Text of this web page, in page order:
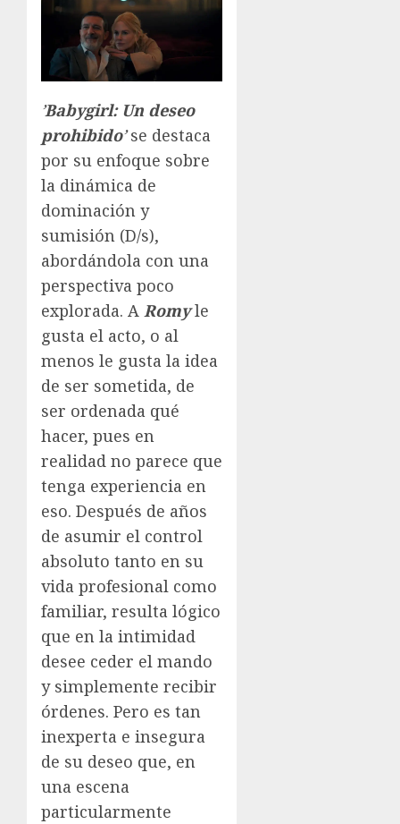
’Babygirl: Un deseo
prohibido’se destaca
por su enfoque sobre
la dinámica de
dominación y
sumisión (D/s),
abordándola con una
perspectiva poco
explorada. A Romyle
gusta el acto, o al
menos le gusta la idea
de ser sometida, de
ser ordenada qué
hacer, pues en
realidad no parece que
tenga experiencia en
eso. Después de años
de asumir el control
absoluto tanto en su
vida profesional como
familiar, resulta lógico
que en la intimidad
desee ceder el mando
y simplemente recibir
órdenes. Pero es tan
inexperta e insegura
de su deseo que, en
una escena
particularmente